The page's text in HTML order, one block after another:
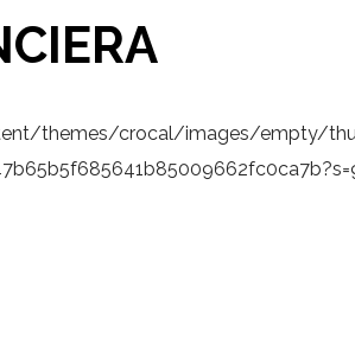
themes/crocal/images/empty/